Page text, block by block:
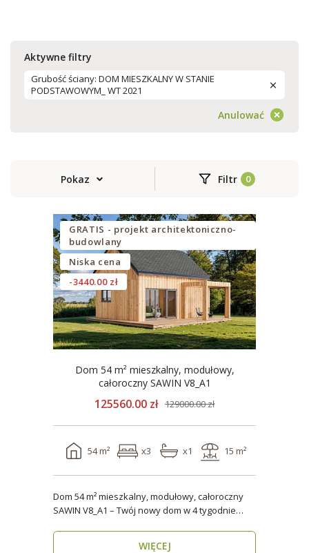
Aktywne filtry
Grubość ściany: DOM MIESZKALNY W STANIE
PODSTAWOWYM_ WT 2021
Anulować
Pokaz Filtr
GRATIS - projekt architektoniczno-
budowlany
Niska cena
-3440.00 zł
Dom 54 m² mieszkalny, modułowy,
całoroczny SAWIN V8_A1
125560.00 zł 129000.00 zł
54 m² x3 x1 15 m²
Dom 54 m² mieszkalny, modułowy, całoroczny
SAWIN V8_A1 – Twój nowy dom w 4 tygodnie
WIĘCEJ